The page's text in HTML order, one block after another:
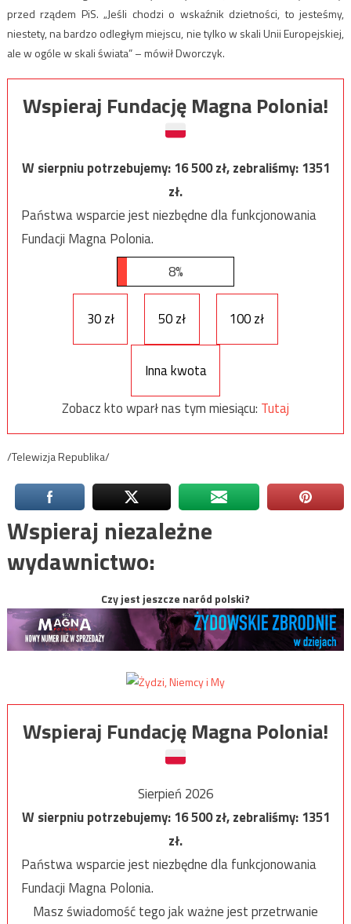
przed rządem PiS. „Jeśli chodzi o wskaźnik dzietności, to jesteśmy,
niestety, na bardzo odległym miejscu, nie tylko w skali Unii Europejskiej,
ale w ogóle w skali świata” – mówił Dworczyk.
Wspieraj Fundację Magna Polonia!
W sierpniu potrzebujemy:16 500zł, zebraliśmy:1351
zł.
Państwa wsparcie jest niezbędne dla funkcjonowania
Fundacji Magna Polonia.
8%
30 zł 50 zł 100 zł
Inna kwota
Zobacz kto wparł nas tym miesiącu: Tutaj
/Telewizja Republika/
Wspieraj niezależne
wydawnictwo:
Czy jest jeszcze naród polski?
Wspieraj Fundację Magna Polonia!
Sierpień 2026
W sierpniu potrzebujemy:16 500zł, zebraliśmy:1351
zł.
Państwa wsparcie jest niezbędne dla funkcjonowania
Fundacji Magna Polonia.
Masz świadomość tego jak ważne jest przetrwanie